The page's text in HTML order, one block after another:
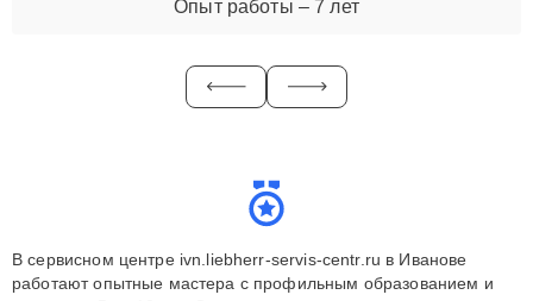
Опыт работы – 7 лет
В сервисном центре ivn.liebherr-servis-centr.ru в Иванове
работают опытные мастера с профильным образованием и